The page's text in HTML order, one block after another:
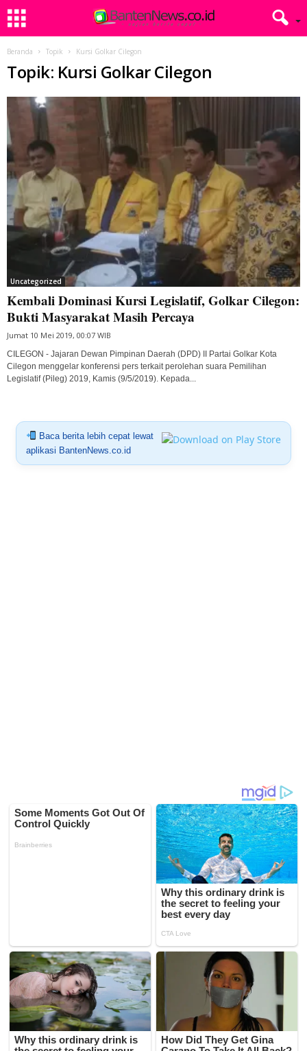
Beranda Topik Kursi Golkar Cilegon
Topik: Kursi Golkar Cilegon
Uncategorized
Kembali Dominasi Kursi Legislatif, Golkar Cilegon:
Bukti Masyarakat Masih Percaya
Jumat 10 Mei 2019, 00:07 WIB
CILEGON - Jajaran Dewan Pimpinan Daerah (DPD) II Partai Golkar Kota
Cilegon menggelar konferensi pers terkait perolehan suara Pemilihan
Legislatif (Pileg) 2019, Kamis (9/5/2019). Kepada...
Baca berita lebih cepat lewat
aplikasi BantenNews.co.id